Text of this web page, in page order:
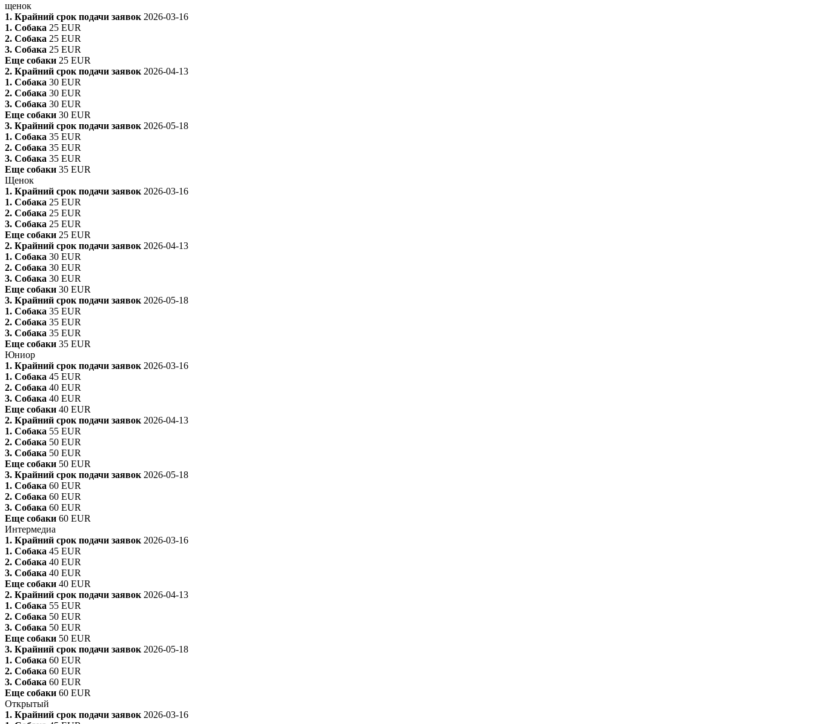
щенок
1. Крайний срок подачи заявок 2026-03-16
1. Собака 25 EUR
2. Собака 25 EUR
3. Собака 25 EUR
Еще собаки 25 EUR
2. Крайний срок подачи заявок 2026-04-13
1. Собака 30 EUR
2. Собака 30 EUR
3. Собака 30 EUR
Еще собаки 30 EUR
3. Крайний срок подачи заявок 2026-05-18
1. Собака 35 EUR
2. Собака 35 EUR
3. Собака 35 EUR
Еще собаки 35 EUR
Щенок
1. Крайний срок подачи заявок 2026-03-16
1. Собака 25 EUR
2. Собака 25 EUR
3. Собака 25 EUR
Еще собаки 25 EUR
2. Крайний срок подачи заявок 2026-04-13
1. Собака 30 EUR
2. Собака 30 EUR
3. Собака 30 EUR
Еще собаки 30 EUR
3. Крайний срок подачи заявок 2026-05-18
1. Собака 35 EUR
2. Собака 35 EUR
3. Собака 35 EUR
Еще собаки 35 EUR
Юниор
1. Крайний срок подачи заявок 2026-03-16
1. Собака 45 EUR
2. Собака 40 EUR
3. Собака 40 EUR
Еще собаки 40 EUR
2. Крайний срок подачи заявок 2026-04-13
1. Собака 55 EUR
2. Собака 50 EUR
3. Собака 50 EUR
Еще собаки 50 EUR
3. Крайний срок подачи заявок 2026-05-18
1. Собака 60 EUR
2. Собака 60 EUR
3. Собака 60 EUR
Еще собаки 60 EUR
Интермедиа
1. Крайний срок подачи заявок 2026-03-16
1. Собака 45 EUR
2. Собака 40 EUR
3. Собака 40 EUR
Еще собаки 40 EUR
2. Крайний срок подачи заявок 2026-04-13
1. Собака 55 EUR
2. Собака 50 EUR
3. Собака 50 EUR
Еще собаки 50 EUR
3. Крайний срок подачи заявок 2026-05-18
1. Собака 60 EUR
2. Собака 60 EUR
3. Собака 60 EUR
Еще собаки 60 EUR
Открытый
1. Крайний срок подачи заявок 2026-03-16